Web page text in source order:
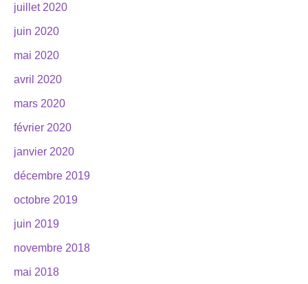
juillet 2020
juin 2020
mai 2020
avril 2020
mars 2020
février 2020
janvier 2020
décembre 2019
octobre 2019
juin 2019
novembre 2018
mai 2018